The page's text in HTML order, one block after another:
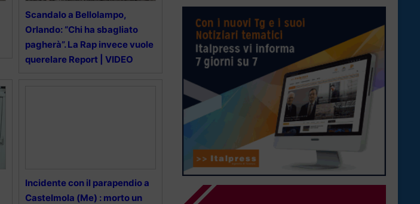
Scandalo a Bellolampo,
Orlando: “Chi ha sbagliato
pagherà”. La Rap invece vuole
querelare Report | VIDEO
Incidente con il parapendio a
Castelmola (Me) : morto un